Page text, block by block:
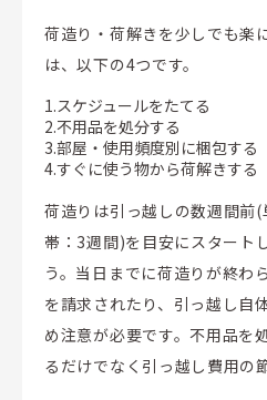
荷造り・荷解きを少しでも楽
は、以下の4つです。
1.スケジュールをたてる
2.不用品を処分する
3.部屋・使用頻度別に梱包する
4.すぐに使う物から荷解きする
荷造りは引っ越しの数週間前
帯：3週間)を目安にスタート
う。当日までに荷造りが終わ
を請求されたり、引っ越し自
め注意が必要です。不用品を
るだけでなく引っ越し費用の